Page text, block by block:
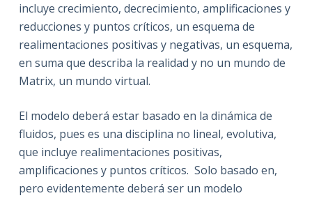
incluye crecimiento, decrecimiento, amplificaciones y
reducciones y puntos críticos, un esquema de
realimentaciones positivas y negativas, un esquema,
en suma que describa la realidad y no un mundo de
Matrix, un mundo virtual.
El modelo deberá estar basado en la dinámica de
fluidos, pues es una disciplina no lineal, evolutiva,
que incluye realimentaciones positivas,
amplificaciones y puntos críticos. Solo basado en,
pero evidentemente deberá ser un modelo